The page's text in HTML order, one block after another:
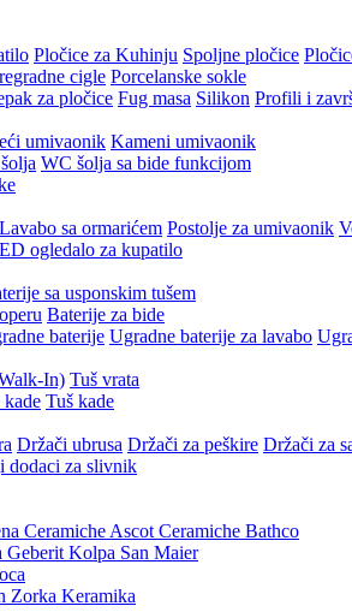
Pločice za Kuhinju Spoljne pločice
cigle Porcelanske sokle
za pločice Fug masa Silikon Profili i
umivaonik Kameni umivaonik
WC šolja sa bide funkcijom
Lavabo sa ormarićem Postolje za umivaonik
ogledalo za kupatilo
sa usponskim tušem
Baterije za bide
baterije Ugradne baterije za lavabo
In) Tuš vrata
kade Tuš kade
Držači ubrusa Držači za peškire Držači za
dodaci za slivnik
Ceramiche Ascot Ceramiche Bathco
Geberit Kolpa San Maier
Zorka Keramika